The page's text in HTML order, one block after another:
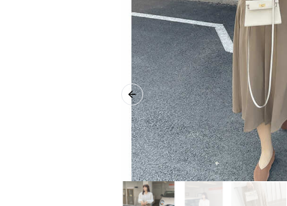
Previous slide